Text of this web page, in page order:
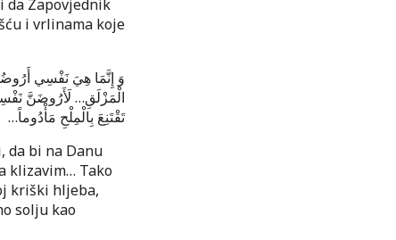
da Zapovjednik
i vrlinama koje
وَ إِنَّمَا هِيَ نَفْسِي
الْمَزْلَقِ…لَأَرُوضَنَّ
تَقْتَنِعَ بِالْمِلْحِ مَأْدُوماً…
da bi na Danu
klizavim… Tako
kriški hljeba,
solju kao